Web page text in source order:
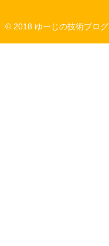
© 2018 ゆーじの技術ブログ.